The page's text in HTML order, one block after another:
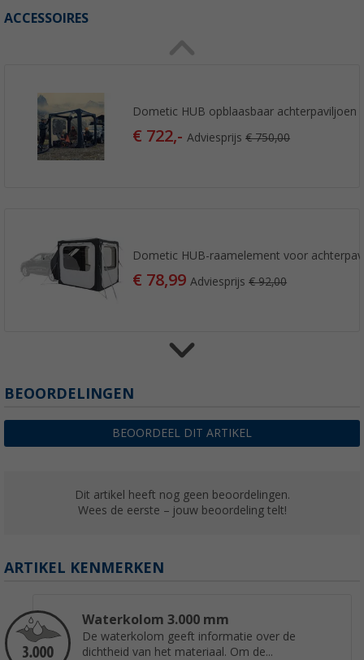
ACCESSOIRES
Dometic HUB opblaasbaar achterpaviljoen
€ 722,-Adviesprijs€ 750,00
Dometic HUB-raamelement voor
€ 78,99Adviesprijs€ 92,00
Dometic HUB gaasdeur inzet voor achter
€ 73,99 Adviesprijs
€ 255,-
BEOORDELINGEN
BEOORDEEL DIT ARTIKEL
Dit artikel heeft nog geen beoordelingen.
Wees de eerste – jouw beoordeling telt!
ARTIKEL KENMERKEN
Waterkolom 3.000 mm
De waterkolom geeft informatie over de
dichtheid van het materiaal. Om de...